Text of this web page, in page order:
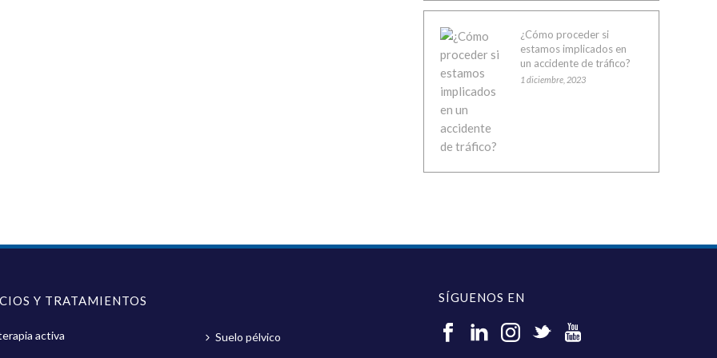
¿Cómo proceder si
estamos implicados en
un accidente de tráfico?
1 diciembre, 2023
Y TRATAMIENTOS
activa
Suelo pélvico
SÍGUENOS EN